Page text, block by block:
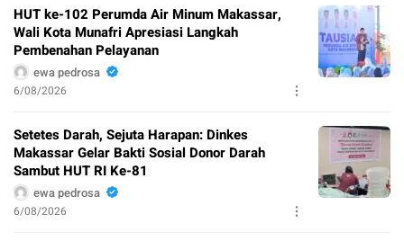
HUT ke-102 Perumda Air Minum Makassar,
Wali Kota Munafri Apresiasi Langkah
Pembenahan Pelayanan
ewa pedrosa
6/08/2026
Setetes Darah, Sejuta Harapan: Dinkes
Makassar Gelar Bakti Sosial Donor Darah
Sambut HUT RI Ke-81
ewa pedrosa
6/08/2026